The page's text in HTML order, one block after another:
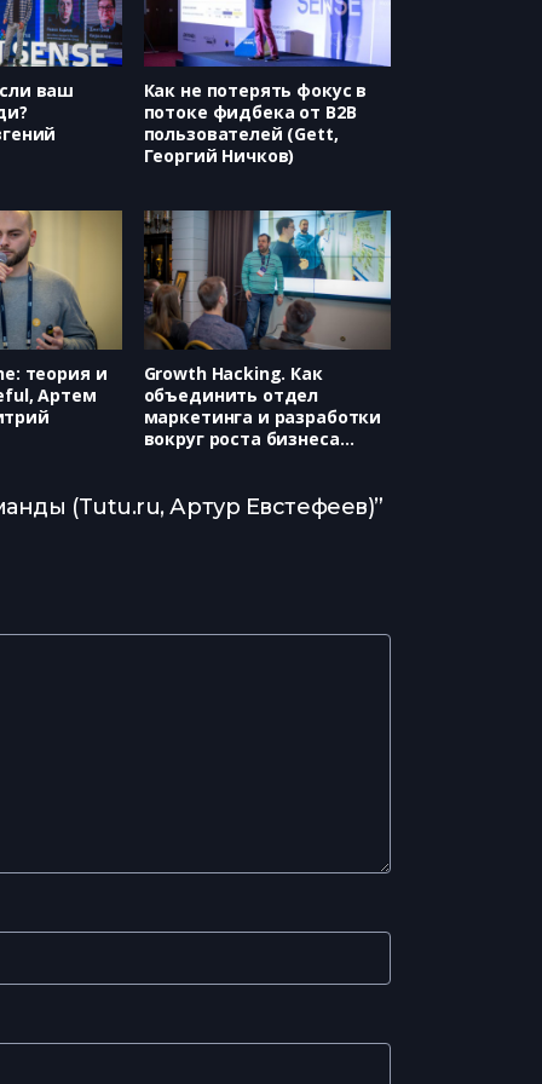
ваш
Как не потерять фокус в
потоке фидбека от B2B
пользователей (Gett,
Георгий Ничков)
теория и
Артем
Growth Hacking. Как
объединить отдел
маркетинга и разработки
вокруг роста бизнеса
(Tutu.ru, Артур Евстефеев)”